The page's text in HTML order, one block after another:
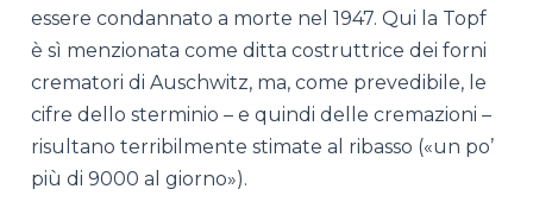
essere condannato a morte nel 1947. Qui la Topf
è sì menzionata come ditta costruttrice dei forni
crematori di Auschwitz, ma, come prevedibile, le
cifre dello sterminio – e quindi delle cremazioni –
risultano terribilmente stimate al ribasso («un po’
più di 9000 al giorno»).